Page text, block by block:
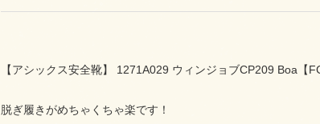
【アシックス安全靴】 1271A029 ウィンジョブCP209 Boa【
脱ぎ履きがめちゃくちゃ楽です！